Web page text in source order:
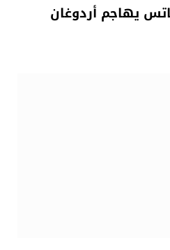
يهاجم أردوغان